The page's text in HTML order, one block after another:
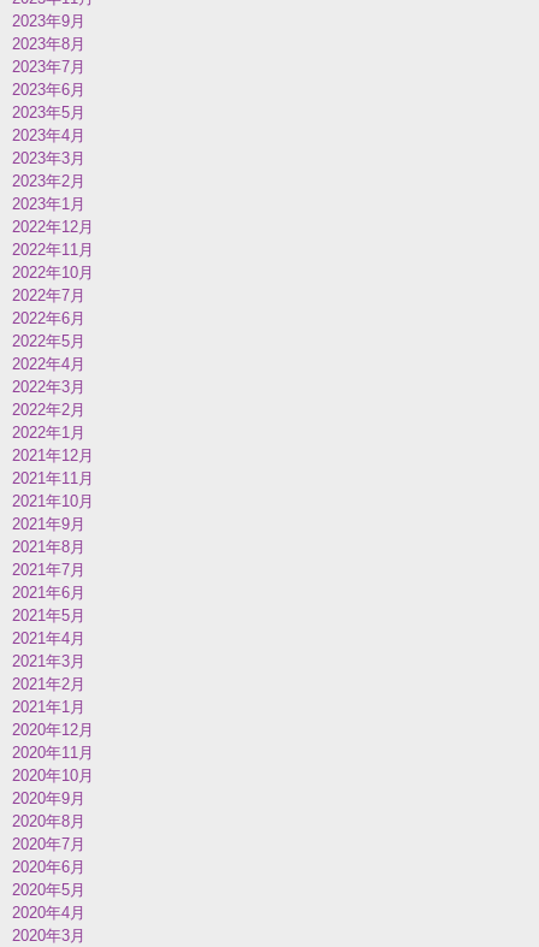
2023年9月
2023年8月
2023年7月
2023年6月
2023年5月
2023年4月
2023年3月
2023年2月
2023年1月
2022年12月
2022年11月
2022年10月
2022年7月
2022年6月
2022年5月
2022年4月
2022年3月
2022年2月
2022年1月
2021年12月
2021年11月
2021年10月
2021年9月
2021年8月
2021年7月
2021年6月
2021年5月
2021年4月
2021年3月
2021年2月
2021年1月
2020年12月
2020年11月
2020年10月
2020年9月
2020年8月
2020年7月
2020年6月
2020年5月
2020年4月
2020年3月